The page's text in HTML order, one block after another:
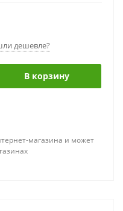
дешевле?
В корзину
магазина и может